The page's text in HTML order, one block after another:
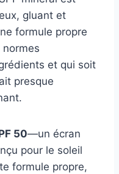
gluant et
formule propre
et qui soit
presque
50—un écran
pour le soleil
formule propre,